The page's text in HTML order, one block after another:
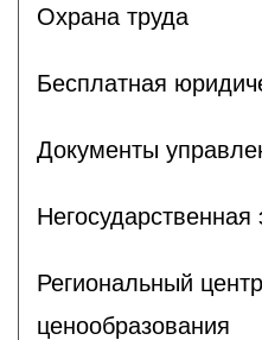
Охрана труда
Бесплатная
Документы
Негосударственная
Региональный
ценообразования